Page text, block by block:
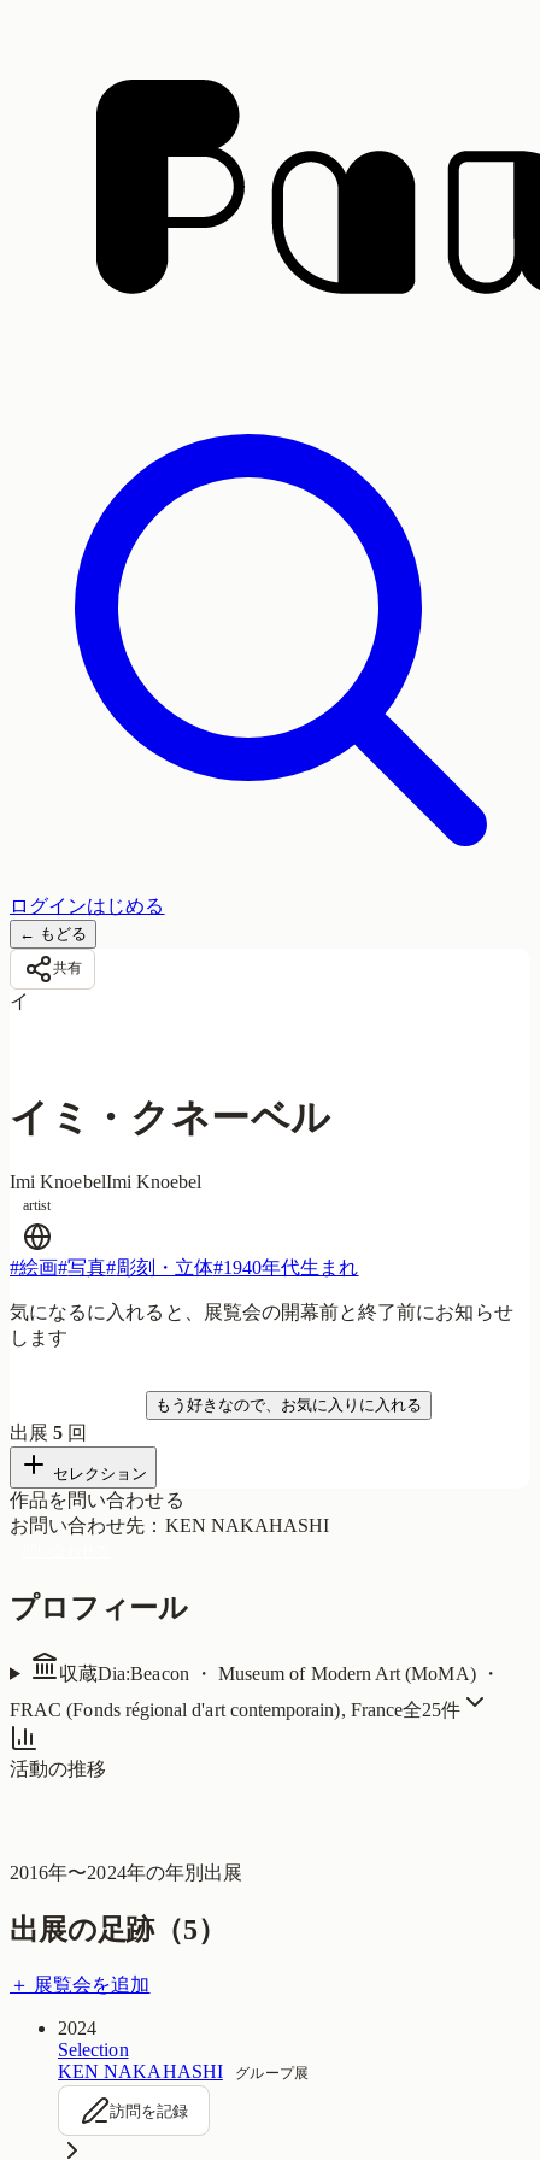
ログインはじめる
← もどる
共有
イ
イミ・クネーベル
Imi KnoebelImi Knoebel
artist
#絵画#写真#彫刻・立体#1940年代生まれ
気になるに入れると、展覧会の開幕前と終了前にお知らせ
します
もう好きなので、お気に入りに入れる
出展5 回
セレクション
作品を問い合わせる
お問い合わせ先 ： KEN NAKAHASHI
プロフィール
収蔵Dia:Beacon ・ Museum of Modern Art (MoMA) ・
FRAC (Fonds régional d'art contemporain), France全25件
活動の推移
2016年〜2024年の年別出展
出展の足跡（5）
＋ 展覧会を追加
2024
Selection
KEN NAKAHASHI
グループ展
訪問を記録